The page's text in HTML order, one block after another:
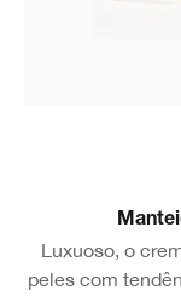
Luxuoso, o
peles com